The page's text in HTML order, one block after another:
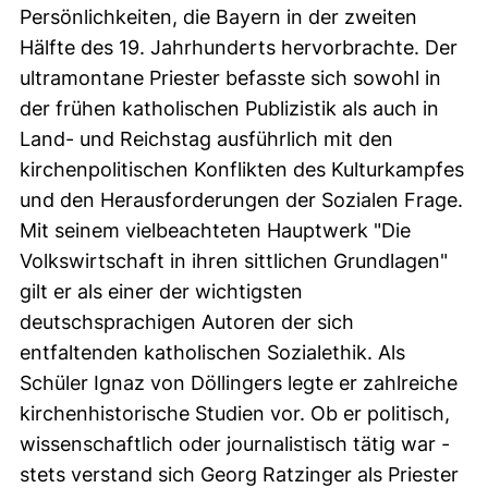
Persönlichkeiten, die Bayern in der zweiten
Hälfte des 19. Jahrhunderts hervorbrachte. Der
ultramontane Priester befasste sich sowohl in
der frühen katholischen Publizistik als auch in
Land- und Reichstag ausführlich mit den
kirchenpolitischen Konflikten des Kulturkampfes
und den Herausforderungen der Sozialen Frage.
Mit seinem vielbeachteten Hauptwerk "Die
Volkswirtschaft in ihren sittlichen Grundlagen"
gilt er als einer der wichtigsten
deutschsprachigen Autoren der sich
entfaltenden katholischen Sozialethik. Als
Schüler Ignaz von Döllingers legte er zahlreiche
kirchenhistorische Studien vor. Ob er politisch,
wissenschaftlich oder journalistisch tätig war -
stets verstand sich Georg Ratzinger als Priester